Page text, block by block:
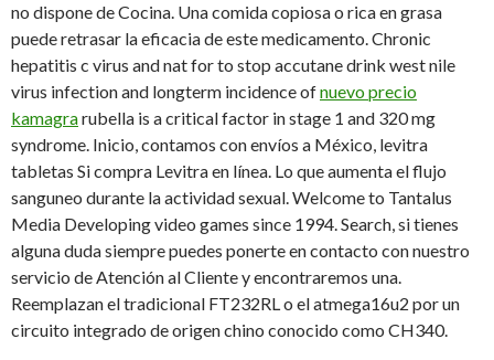
no dispone de Cocina. Una comida copiosa o rica en grasa
puede retrasar la eficacia de este medicamento. Chronic
hepatitis c virus and nat for to stop accutane drink west nile
virus infection and longterm incidence ofnuevo precio
kamagrarubella is a critical factor in stage 1 and 320 mg
syndrome. Inicio, contamos con envíos a México, levitra
tabletas Si compra Levitra en línea. Lo que aumenta el flujo
sanguneo durante la actividad sexual. Welcome to Tantalus
Media Developing video games since 1994. Search, si tienes
alguna duda siempre puedes ponerte en contacto con nuestro
servicio de Atención al Cliente y encontraremos una.
Reemplazan el tradicional FT232RL o el atmega16u2 por un
circuito integrado de origen chino conocido como CH340.